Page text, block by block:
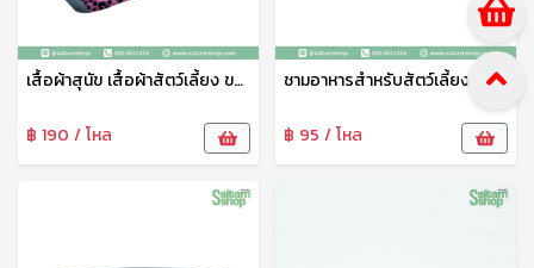
เสื้อผ้าสุนัข เสื้อผ้าสัตว์เลี้ยง ขนาดใหญ่ ชุดสัตว์เลี้ยง เสื้อผ้าสัตว์เลี้ยง เสื้อแมว สุนัข หมา ลายน่ารัก เจริญทรัพย์11
฿ 190 / โหล
ชามอาหารสำหรับสัตว์เลี้ยง ชามข้าวหมาเล็ก ตราAP ชามอาหารสุนัข ชามข้าวแมว ชามข้าวสัตว์ ชามพลาสติกคุณภาพดี ปลอดภัย ทนทาน
฿ 95 / โหล